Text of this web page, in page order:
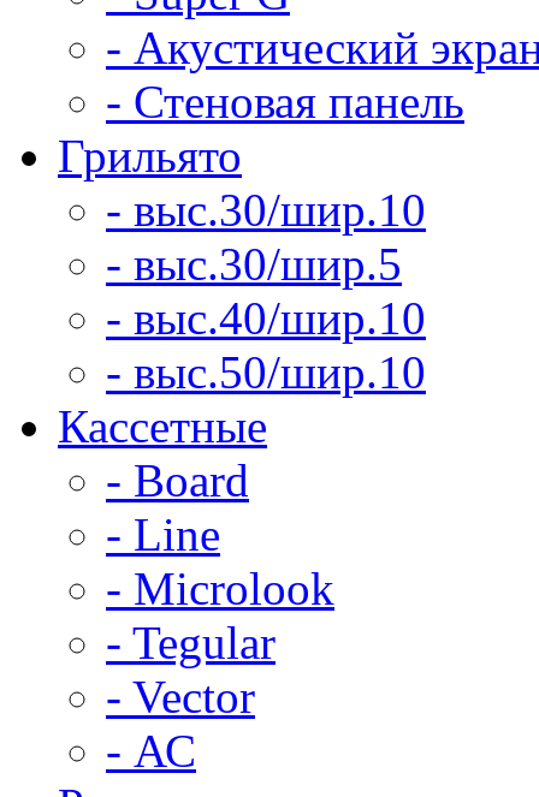
- Акустический
- Стеновая панель
Грильято
- выс.30/шир.10
- выс.30/шир.5
- выс.40/шир.10
- выс.50/шир.10
Кассетные
- Board
- Line
- Microlook
- Tegular
- Vector
- АС